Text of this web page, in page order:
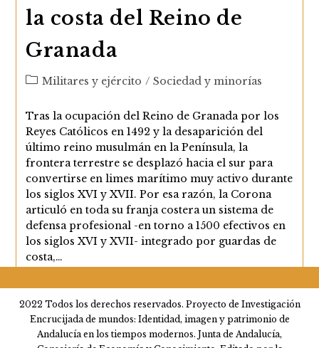
la costa del Reino de
Granada
Categoría
la
entrada:
Militares y ejército / Sociedad y minorías
Tras la ocupación del Reino de Granada por los
Reyes Católicos en 1492 y la desaparición del
último reino musulmán en la Península, la
frontera terrestre se desplazó hacia el sur para
convertirse en limes marítimo muy activo durante
los siglos XVI y XVII. Por esa razón, la Corona
articuló en toda su franja costera un sistema de
defensa profesional -en torno a 1500 efectivos en
los siglos XVI y XVII- integrado por guardas de
costa,…
Continuar LeyendoCapitanes
De
Compañías
De
Infantería
Y
2022 Todos los derechos reservados. Proyecto de Investigación
Encrucijada de mundos: Identidad, imagen y patrimonio de
Andalucía en los tiempos modernos. Junta de Andalucía,